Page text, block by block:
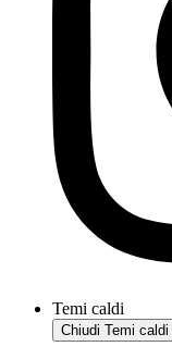
Temi caldi
Chiudi Temi caldi